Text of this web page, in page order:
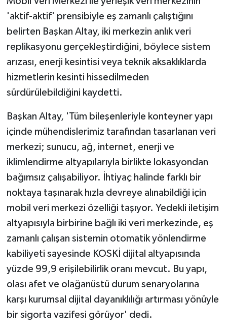
'aktif-aktif' prensibiyle eş zamanlı çalıştığını
belirten Başkan Altay, iki merkezin anlık veri
replikasyonu gerçekleştirdiğini, böylece sistem
arızası, enerji kesintisi veya teknik aksaklıklarda
hizmetlerin kesinti hissedilmeden
sürdürülebildiğini kaydetti.
Başkan Altay, 'Tüm bileşenleriyle konteyner yapı
içinde mühendislerimiz tarafından tasarlanan veri
merkezi; sunucu, ağ, internet, enerji ve
iklimlendirme altyapılarıyla birlikte lokasyondan
bağımsız çalışabiliyor. İhtiyaç halinde farklı bir
noktaya taşınarak hızla devreye alınabildiği için
mobil veri merkezi özelliği taşıyor. Yedekli iletişim
altyapısıyla birbirine bağlı iki veri merkezinde, eş
zamanlı çalışan sistemin otomatik yönlendirme
kabiliyeti sayesinde KOSKİ dijital altyapısında
yüzde 99,9 erişilebilirlik oranı mevcut. Bu yapı,
olası afet ve olağanüstü durum senaryolarına
karşı kurumsal dijital dayanıklılığı artırması yönüyle
bir sigorta vazifesi görüyor' dedi.